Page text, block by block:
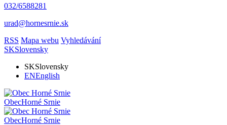
032/6588281
urad@hornesrnie.sk
RSS Mapa webu Vyhledávání
SKSlovensky
SKSlovensky
ENEnglish
ObecHorné Srnie
ObecHorné Srnie